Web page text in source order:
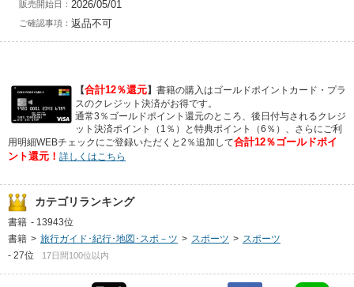
販売開始日： 2026/05/01
ご確認事項： 返品不可
【合計12％還元】 書籍の購入はゴールドポイントカード・プラ
スのクレジット決済がお得です。
通常3％ゴールドポイント還元のところ、後日付与されるクレジ
ット決済ポイント（1％）と特典ポイント（6％）、さらにご利
用明細WEBチェックにご登録いただくと2％追加して合計12％ゴールドポイ
ント還元！ 詳しくはこちら
カテゴリランキング
書籍 - 13943位
書籍 > 旅行ガイド･紀行･地図･スポ－ツ > スポーツ > スポーツ
- 27位 17日間100位以内